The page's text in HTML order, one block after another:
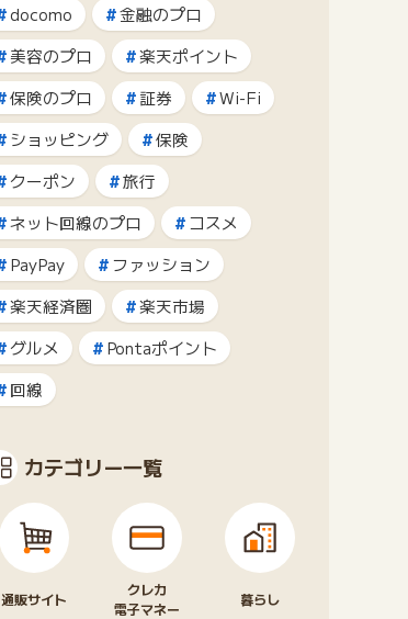
docomo
金融のプロ
美容のプロ
楽天ポイント
保険のプロ
証券
Wi-Fi
ショッピング
保険
クーポン
旅行
ネット回線のプロ
コスメ
PayPay
ファッション
楽天経済圏
楽天市場
グルメ
Pontaポイント
回線
カテゴリー一覧
通販サイト
クレカ
電子マネー
暮らし